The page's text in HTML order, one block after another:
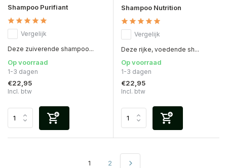
Shampoo Purifiant
Vergelijk
Deze zuiverende shampoo...
Op voorraad
1-3 dagen
€22,95
Incl. btw
Shampoo Nutrition
Vergelijk
Deze rijke, voedende sh...
Op voorraad
1-3 dagen
€22,95
Incl. btw
1 2